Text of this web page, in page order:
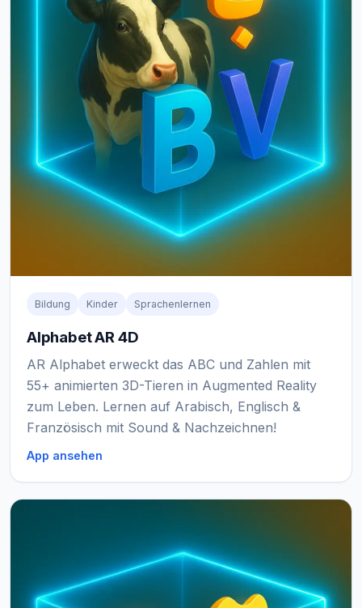
Bildung Kinder Sprachenlernen
Alphabet AR 4D
AR Alphabet erweckt das ABC und Zahlen mit
55+ animierten 3D-Tieren in Augmented Reality
zum Leben. Lernen auf Arabisch, Englisch &
Französisch mit Sound & Nachzeichnen!
App ansehen